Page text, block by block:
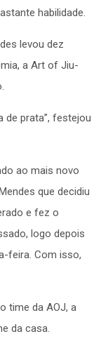
habilidade.
levou dez
a Art of Jiu-
de prata”, festejou
ao mais novo
que decidiu
e fez o
logo depois
feira. Com isso,
time da AOJ, a
da casa.